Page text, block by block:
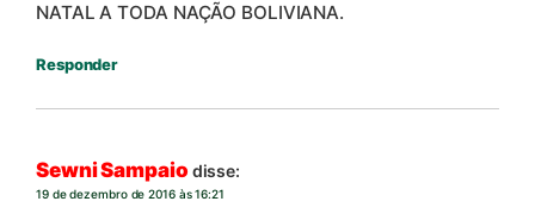
NATAL A TODA NAÇÃO BOLIVIANA.
Responder
Sewni Sampaio disse:
19 de dezembro de 2016 às 16:21